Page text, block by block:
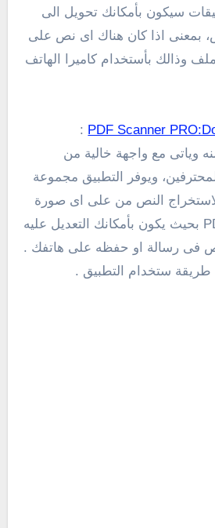
سيكون بأمكانك تحويل الى
بمعنى اذا كان هناك اى نص على
وذالك بأستخدام كاميرا الهاتف
PDF Scanner
:
وياتى مع واجهة خالية من
، ويوفر التطبيق مجموعة
النص من على اى صورة
بحيث يكون بأمكانك التعديل عليه
فى رسالة او حفظه على هاتفك .
طريقة ستخدام التطبيق .